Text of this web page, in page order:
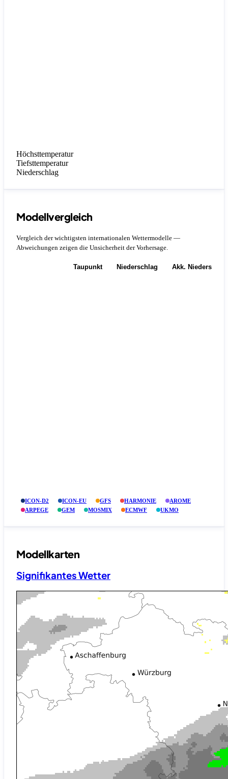
Höchsttemperatur
Tiefsttemperatur
Niederschlag
Modellvergleich
Vergleich der wichtigsten internationalen Wettermodelle —
Abweichungen zeigen die Unsicherheit der Vorhersage.
Taupunkt Niederschlag Akk.
ICON-D2 ICON-EU GFS HARMONIE
AROME
ARPEGE
GEM MOSMIX ECMWF UKMO
Modellkarten
Signifikantes Wetter